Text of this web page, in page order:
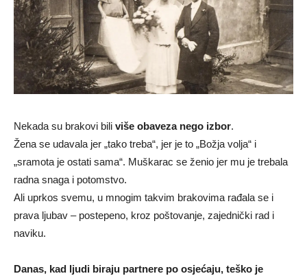
Nekada su brakovi bili više obaveza nego izbor.
Žena se udavala jer „tako treba“, jer je to „Božja volja“ i
„sramota je ostati sama“. Muškarac se ženio jer mu je trebala
radna snaga i potomstvo.
Ali uprkos svemu, u mnogim takvim brakovima rađala se i
prava ljubav – postepeno, kroz poštovanje, zajednički rad i
naviku.
Danas, kad ljudi biraju partnere po osjećaju, teško je